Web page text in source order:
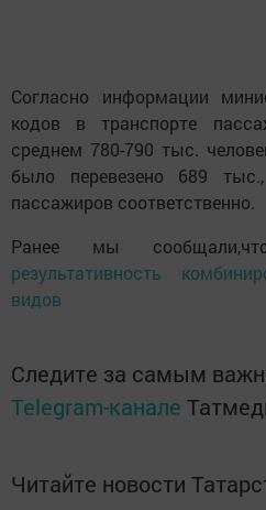
Согласно информации
кодов в транспорте
среднем 780-790 тыс.
было перевезено 689
пассажиров соответственно.
Ранее мы
результативность
видов
Следите за самым
Telegram-канале
Читайте новости